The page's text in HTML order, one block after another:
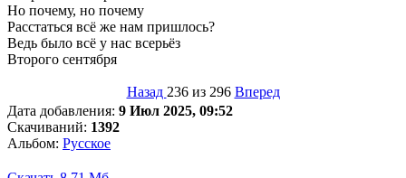
Но почему, но почему
Расстаться всё же нам пришлось?
Ведь было всё у нас всерьёз
Второго сентября
Назад 236 из 296 Вперед
Дата добавления: 9 Июл 2025, 09:52
Скачиваний: 1392
Альбом: Русское